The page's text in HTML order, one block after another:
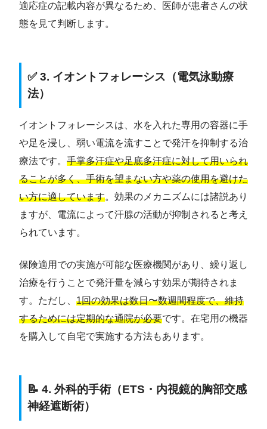
適応症の記載内容が異なるため、医師が患者さんの状
態を見て判断します。
✅ 3. イオントフォレーシス（電気泳動療
法）
イオントフォレーシスは、水を入れた専用の容器に手
や足を浸し、弱い電流を流すことで発汗を抑制する治
療法です。 手掌多汗症や足底多汗症に対して用いられ
ることが多く、手術を望まない方や薬の使用を避けた
い方に適しています。効果のメカニズムには諸説あり
ますが、電流によって汗腺の活動が抑制されると考え
られています。
保険適用での実施が可能な医療機関があり、繰り返し
治療を行うことで発汗量を減らす効果が期待されま
す。ただし、 1回の効果は数日〜数週間程度で、維持
するためには定期的な通院が必要です。在宅用の機器
を購入して自宅で実施する方法もあります。
📝 4. 外科的手術（ETS・内視鏡的胸部交感
神経遮断術）